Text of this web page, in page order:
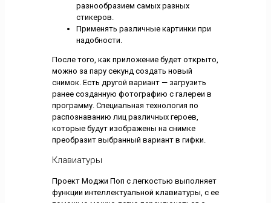
разнообразием самых разных
стикеров.
Применять различные картинки при
надобности.
После того, как приложение будет открыто,
можно за пару секунд создать новый
снимок. Есть другой вариант — загрузить
ранее созданную фотографию с галереи в
программу. Специальная технология по
распознаванию лиц различных героев,
которые будут изображены на снимке
преобразит выбранный вариант в гифки.
Клавиатуры
Проект Моджи Поп с легкостью выполняет
функции интеллектуальной клавиатуры, с ее